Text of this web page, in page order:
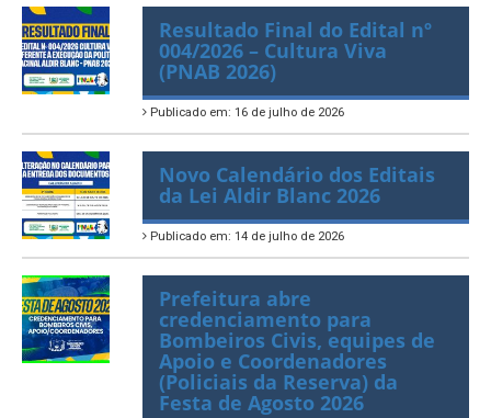
Resultado Final do Edital nº
004/2026 – Cultura Viva
(PNAB 2026)
Publicado em: 16 de julho de 2026
Novo Calendário dos Editais
da Lei Aldir Blanc 2026
Publicado em: 14 de julho de 2026
Prefeitura abre
credenciamento para
Bombeiros Civis, equipes de
Apoio e Coordenadores
(Policiais da Reserva) da
Festa de Agosto 2026